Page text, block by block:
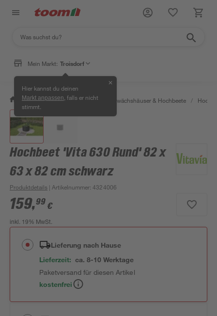
Mein Markt: Troisdorf
Hier kannst du deinen
Markt anpassen , falls er nicht
stimmt.
✕
/ Garten & Freizeit / Anzucht, Gewächshäuser & Hochbeete /
Hochbeet 'Vita 630 Rund' 82 x
63 x 82 cm schwarz
Produktdetails | Artikelnummer:4324006
159,99 €
inkl. 19% MwSt.
Lieferung nach Hause
Lieferzeit: ca. 8-10 Werktage
Paketversand für diesen Artikel
kostenfrei